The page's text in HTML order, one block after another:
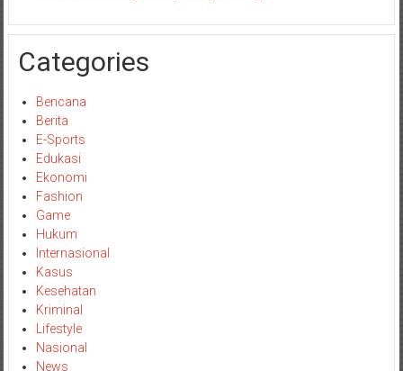
Categories
Bencana
Berita
E-Sports
Edukasi
Ekonomi
Fashion
Game
Hukum
Internasional
Kasus
Kesehatan
Kriminal
Lifestyle
Nasional
News